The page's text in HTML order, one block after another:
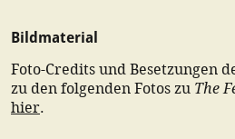
Bildmaterial
Foto-Credits und Besetzungen
zu den folgenden Fotos zu The
hier.